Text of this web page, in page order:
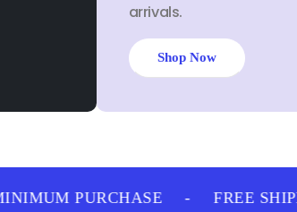
arrivals.
Shop Now
PURCHASE FREE